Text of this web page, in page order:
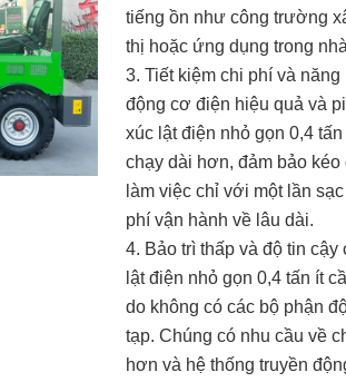
tiếng ồn như công trường
thị hoặc ứng dụng trong
3. Tiết kiệm chi phí và
động cơ điện hiệu quả và
xúc lật điện nhỏ gọn 0,4
chạy dài hơn, đảm bảo
làm việc chỉ với một lần
phí vận hành về lâu dài.
4. Bảo trì thấp và độ tin cậy
lật điện nhỏ gọn 0,4 tấn ít
do không có các bộ phận
tạp. Chúng có nhu cầu về
hơn và hệ thống truyền